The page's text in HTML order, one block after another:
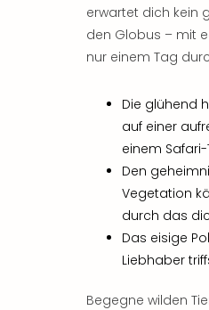
erwartet dich kein
den Globus – mit
nur einem Tag
Die glühend
auf einer
einem
Den
Vegetation
durch das
Das eisige
Liebhaber
Begegne wilden